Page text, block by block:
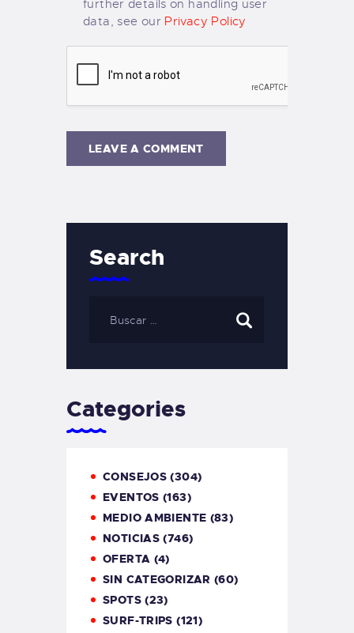
further details on handling user
data, see our Privacy Policy
Search
Categories
CONSEJOS (304)
EVENTOS (163)
MEDIO AMBIENTE (83)
NOTICIAS (746)
OFERTA (4)
SIN CATEGORIZAR (60)
SPOTS(23)
SURF-TRIPS (121)